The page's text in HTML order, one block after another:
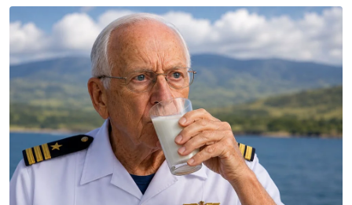
Selamat ke-18 sempena Aidilfitri akan
bermula pada 29 April hingga 8 Mei depan
dengan memberi fokus meminimumkan
jumlah kes kemalangan jalan raya dan
kemalangan maut.
"Dijangkakan sebanyak dua hingga empat
juta kenderaan akan berada di atas jalan raya
pada satu-satu masa ketika balik kampung di
seluruh negara.